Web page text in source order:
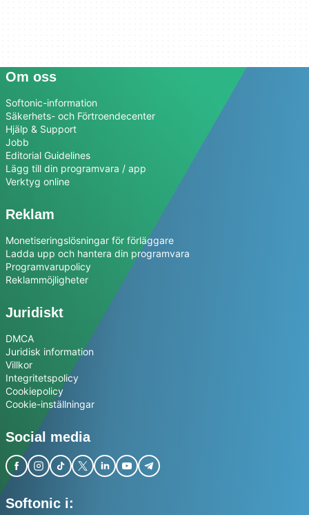
Om oss
Softonic-information
Säkerhets- och Förtroendecenter
Hjälp & Support
Jobb
Editorial Guidelines
Lägg till din programvara / app
Verktyg online
Reklam
Monetiseringslösningar för förläggare
Ladda upp och hantera din programvara
Programvarupolicy
Reklammöjligheter
Juridiskt
DMCA
Juridisk information
Villkor
Integritetspolicy
Cookiepolicy
Cookie-inställningar
Social media
Softonic i: